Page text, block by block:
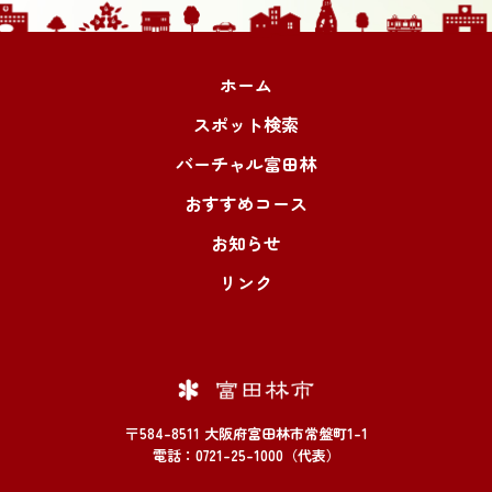
ホーム
スポット検索
バーチャル富田林
おすすめコース
お知らせ
リンク
〒584-8511 大阪府富田林市常盤町1-1
電話：0721-25-1000（代表）